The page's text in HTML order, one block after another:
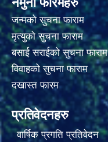
जन्मको सुचना फाराम
मृत्युको सुचना फाराम
बसाई सराईको सुचना फाराम
विवाहको सुचना फाराम
दखास्त फारम
प्रतिवेदनहरु
वार्षिक प्रगति प्रतिवेदन